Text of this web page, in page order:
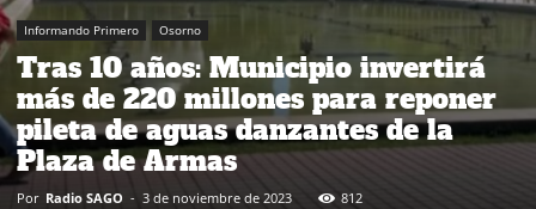
Informando Primero Osorno
Tras 10 años: Municipio invertirá
más de 220 millones para reponer
pileta de aguas danzantes de la
Plaza de Armas
Por Radio SAGO - 3 de noviembre de 2023 812